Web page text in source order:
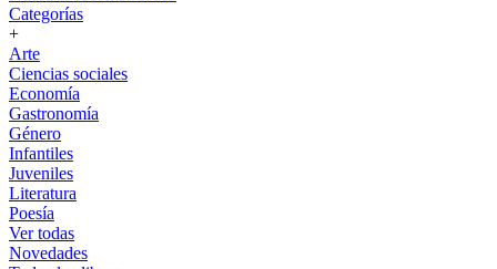
Categorías
+
Arte
Ciencias sociales
Economía
Gastronomía
Género
Infantiles
Juveniles
Literatura
Poesía
Ver todas
Novedades